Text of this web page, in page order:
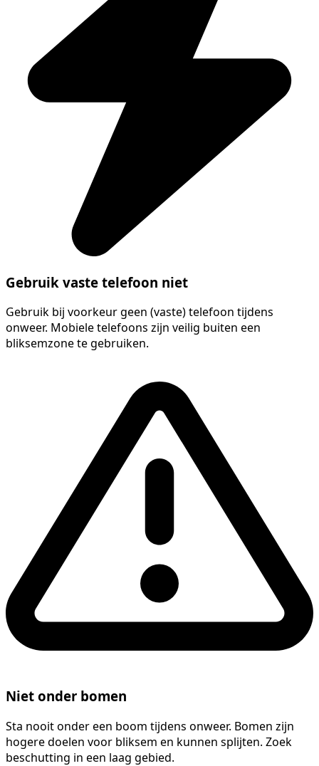
Gebruik vaste telefoon niet
Gebruik bij voorkeur geen (vaste) telefoon tijdens
onweer. Mobiele telefoons zijn veilig buiten een
bliksemzone te gebruiken.
Niet onder bomen
Sta nooit onder een boom tijdens onweer. Bomen zijn
hogere doelen voor bliksem en kunnen splijten. Zoek
beschutting in een laag gebied.